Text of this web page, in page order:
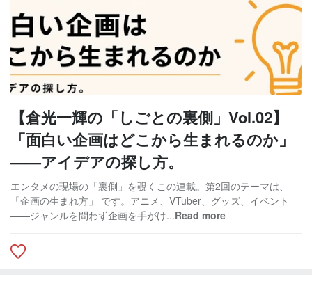
【倉光一輝の「しごとの裏側」Vol.02】
「面白い企画はどこから生まれるのか」
——アイデアの探し方。
エンタメの現場の「裏側」を覗くこの連載。第2回のテーマは、
「企画の生まれ方」 です。アニメ、VTuber、グッズ、イベント
——ジャンルを問わず企画を手がけ...Read more